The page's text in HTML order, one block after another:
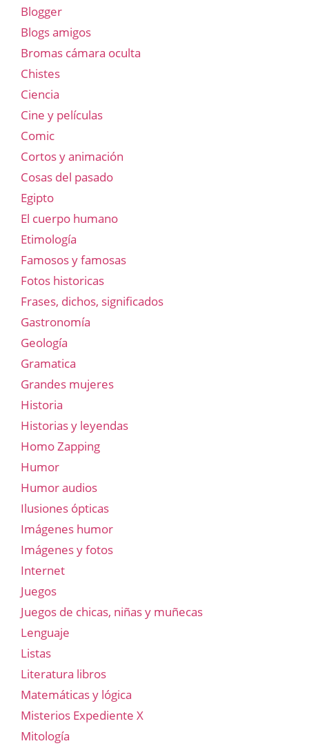
Blogger
Blogs amigos
Bromas cámara oculta
Chistes
Ciencia
Cine y películas
Comic
Cortos y animación
Cosas del pasado
Egipto
El cuerpo humano
Etimología
Famosos y famosas
Fotos historicas
Frases, dichos, significados
Gastronomía
Geología
Gramatica
Grandes mujeres
Historia
Historias y leyendas
Homo Zapping
Humor
Humor audios
Ilusiones ópticas
Imágenes humor
Imágenes y fotos
Internet
Juegos
Juegos de chicas, niñas y muñecas
Lenguaje
Listas
Literatura libros
Matemáticas y lógica
Misterios Expediente X
Mitología